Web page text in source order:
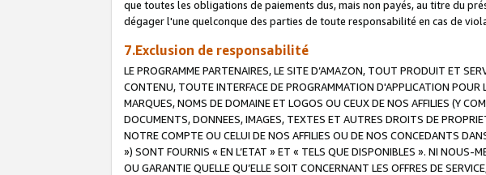
que toutes les obligations de paiements dus, mais non payés, au titre du
dégager l'une quelconque des parties de toute responsabilité en cas de
7.Exclusion de responsabilité
LE PROGRAMME PARTENAIRES, LE SITE D’AMAZON, TOUT PRODUIT ET
CONTENU, TOUTE INTERFACE DE PROGRAMMATION D'APPLICATION
MARQUES, NOMS DE DOMAINE ET LOGOS OU CEUX DE NOS AFFILIES (Y
DOCUMENTS, DONNEES, IMAGES, TEXTES ET AUTRES DROITS DE
NOTRE COMPTE OU CELUI DE NOS AFFILIES OU DE NOS CONCEDANTS
») SONT FOURNIS « EN L’ETAT » ET « TELS QUE DISPONIBLES ». NI NOUS-
OU GARANTIE QUELLE QU’ELLE SOIT CONCERNANT LES OFFRES DE